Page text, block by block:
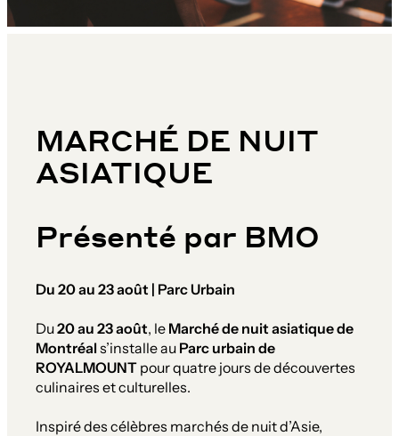
MARCHÉ DE NUIT
ASIATIQUE
Présenté par BMO
Du 20 au 23 août | Parc Urbain
Du20 au 23 août, le Marché de nuit asiatique de
Montréal s’installe au Parc urbain de
ROYALMOUNT pour quatre jours de découvertes
culinaires et culturelles.
Inspiré des célèbres marchés de nuit d’Asie,